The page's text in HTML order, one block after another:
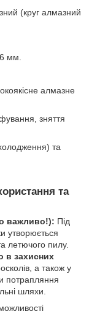
(круг алмазний
6 мм.
алмазне
зняття
та
та
важливо!): Під
утворюється
летючого пилу.
в захисних
а також у
потрапляння
шляхи.